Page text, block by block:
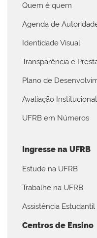
Quem é quem
Agenda de
Identidade Visual
Transparência e
Plano de
Avaliação Institucional
UFRB em Números
Ingresse na UFRB
Estude na UFRB
Trabalhe na UFRB
Assistência Estudantil
Centros de Ensino